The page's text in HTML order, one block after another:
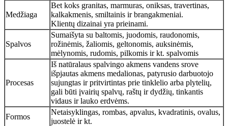
Medžiaga
Bet koks granitas, marmuras, oniksas, travertinas,
kalkakmenis, smiltainis ir brangakmeniai.
Klientų dizainai yra prieinami.
Spalvos
Sumaišyta su baltomis, juodomis, raudonomis,
rožinėmis, žaliomis, geltonomis, auksinėmis,
mėlynomis, rudomis, pilkomis ir kt. spalvomis
Procesas
Iš natūralaus spalvingo akmens vandens srove
išpjautas akmens medalionas, patyrusio darbuotojo
sujungtas ir pritvirtintas prie tinklelio arba plytelių,
gali būti įvairių spalvų, raštų ir dydžių, tinkantis
vidaus ir lauko erdvėms.
Formos
Netaisyklingas, rombas, apvalus, kvadratinis, ovalus,
juostelė ir kt.